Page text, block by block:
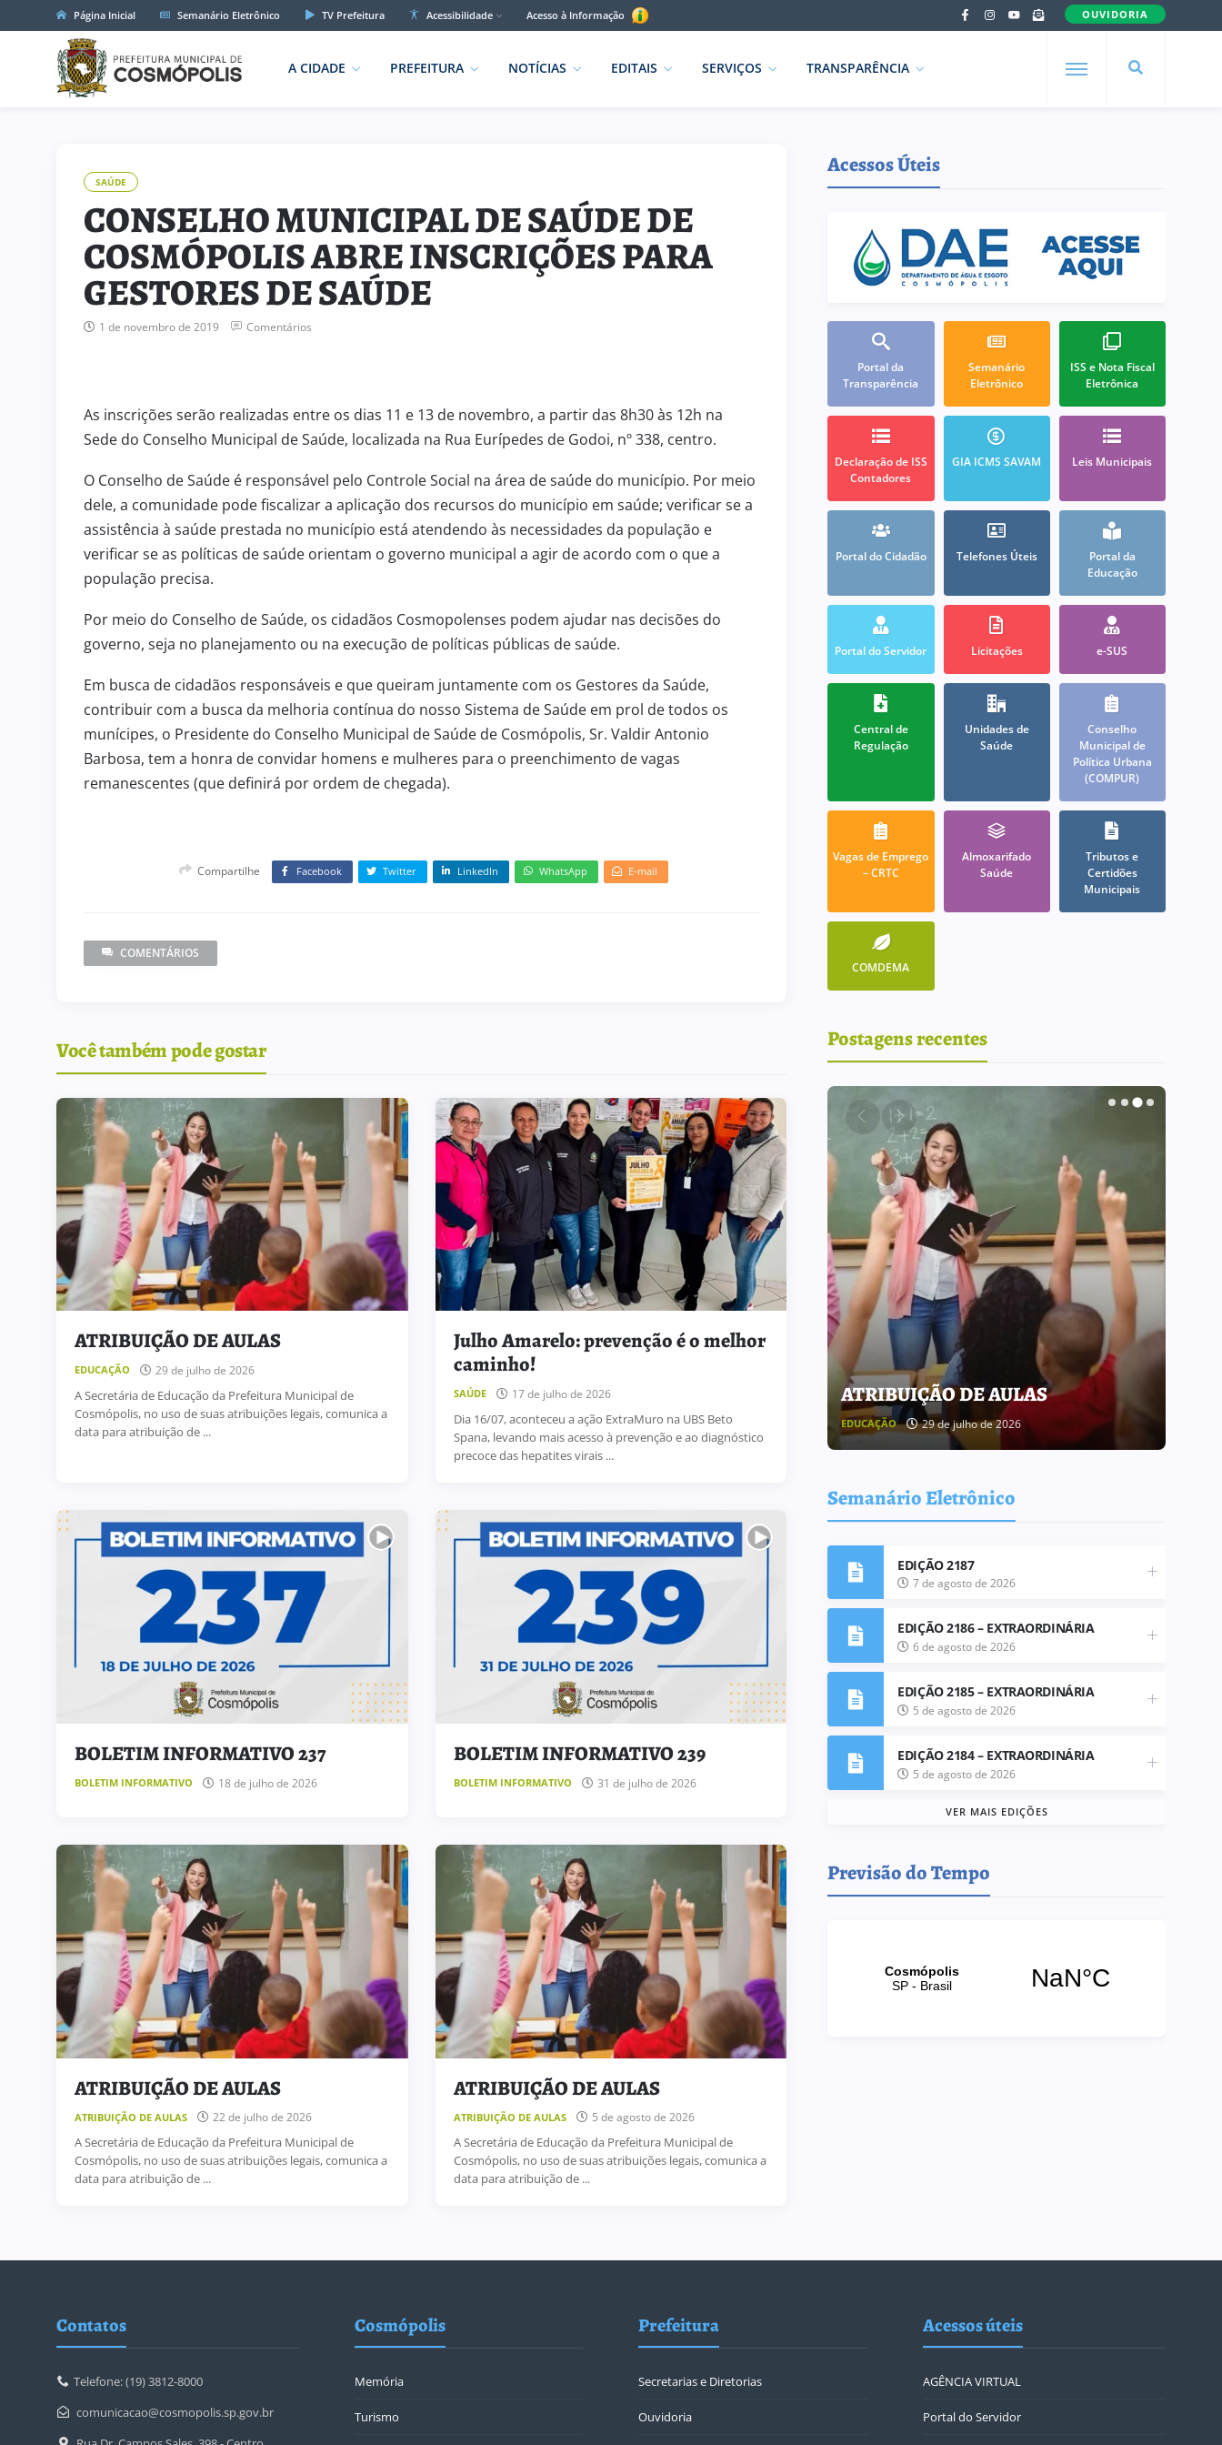
Página Inicial Semanário Eletrônico TV Prefeitura Acessibilidade Acesso à Informação OUVIDORIA
A CIDADE PREFEITURA NOTÍCIAS EDITAIS SERVIÇOS TRANSPARÊNCIA
SAÚDE
CONSELHO MUNICIPAL DE SAÚDE DE
COSMÓPOLIS ABRE INSCRIÇÕES PARA
GESTORES DE SAÚDE
1 de novembro de 2019 Comentários
As inscrições serão realizadas entre os dias 11 e 13 de novembro, a partir das 8h30 às 12h na
Sede do Conselho Municipal de Saúde, localizada na Rua Eurípedes de Godoi, nº 338, centro.
O Conselho de Saúde é responsável pelo Controle Social na área de saúde do município. Por meio
dele, a comunidade pode fiscalizar a aplicação dos recursos do município em saúde; verificar se a
assistência à saúde prestada no município está atendendo às necessidades da população e
verificar se as políticas de saúde orientam o governo municipal a agir de acordo com o que a
população precisa.
Por meio do Conselho de Saúde, os cidadãos Cosmopolenses podem ajudar nas decisões do
governo, seja no planejamento ou na execução de políticas públicas de saúde.
Em busca de cidadãos responsáveis e que queiram juntamente com os Gestores da Saúde,
contribuir com a busca da melhoria contínua do nosso Sistema de Saúde em prol de todos os
munícipes, o Presidente do Conselho Municipal de Saúde de Cosmópolis, Sr. Valdir Antonio
Barbosa, tem a honra de convidar homens e mulheres para o preenchimento de vagas
remanescentes (que definirá por ordem de chegada).
Compartilhe Facebook Twitter LinkedIn WhatsApp E-mail
COMENTÁRIOS
Você também pode gostar
ATRIBUIÇÃO DE AULAS
EDUCAÇÃO 29 de julho de 2026
A Secretária de Educação da Prefeitura Municipal de
Cosmópolis, no uso de suas atribuições legais, comunica a
data para atribuição de ...
Julho Amarelo: prevenção é o melhor
caminho!
SAÚDE 17 de julho de 2026
Dia 16/07, aconteceu a ação ExtraMuro na UBS Beto
Spana, levando mais acesso à prevenção e ao diagnóstico
precoce das hepatites virais ...
BOLETIM INFORMATIVO 237
BOLETIM INFORMATIVO 18 de julho de 2026
BOLETIM INFORMATIVO 239
BOLETIM INFORMATIVO 31 de julho de 2026
ATRIBUIÇÃO DE AULAS
ATRIBUIÇÃO DE AULAS 22 de julho de 2026
A Secretária de Educação da Prefeitura Municipal de
Cosmópolis, no uso de suas atribuições legais, comunica a
data para atribuição de ...
ATRIBUIÇÃO DE AULAS
ATRIBUIÇÃO DE AULAS 5 de agosto de 2026
A Secretária de Educação da Prefeitura Municipal de
Cosmópolis, no uso de suas atribuições legais, comunica a
data para atribuição de ...
Acessos Úteis
Portal da
Transparência
Semanário
Eletrônico
ISS e Nota Fiscal
Eletrônica
Declaração de ISS
Contadores
GIA ICMS SAVAM Leis Municipais
Portal do Cidadão Telefones Úteis
Portal da
Educação
Portal do Servidor Licitações e-SUS
Central de
Regulação
Unidades de
Saúde
Conselho
Municipal de
Política Urbana
(COMPUR)
Vagas de Emprego
– CRTC
Almoxarifado
Saúde
Tributos e
Certidões
Municipais
COMDEMA
Postagens recentes
238 ATRIBUIÇÃO DE AULAS
ATRIBUIÇÃO DE AULAS 5 de agosto de 2026
BOLETIM INFORMATIVO 239
BOLETIM INFORMATIVO 31 de julho de 2026
ATRIBUIÇÃO DE AULAS
EDUCAÇÃO 29 de julho de 2026
Semanário Eletrônico
EDIÇÃO 2187
7 de agosto de 2026
EDIÇÃO 2186 – EXTRAORDINÁRIA
6 de agosto de 2026
EDIÇÃO 2185 – EXTRAORDINÁRIA
5 de agosto de 2026
EDIÇÃO 2184 – EXTRAORDINÁRIA
5 de agosto de 2026
VER MAIS EDIÇÕES
Previsão do Tempo
Contatos
Telefone: (19) 3812-8000
comunicacao@cosmopolis.sp.gov.br
Cosmópolis
Memória
Turismo
Prefeitura
Secretarias e Diretorias
Ouvidoria
Acessos úteis
AGÊNCIA VIRTUAL
Portal do Servidor